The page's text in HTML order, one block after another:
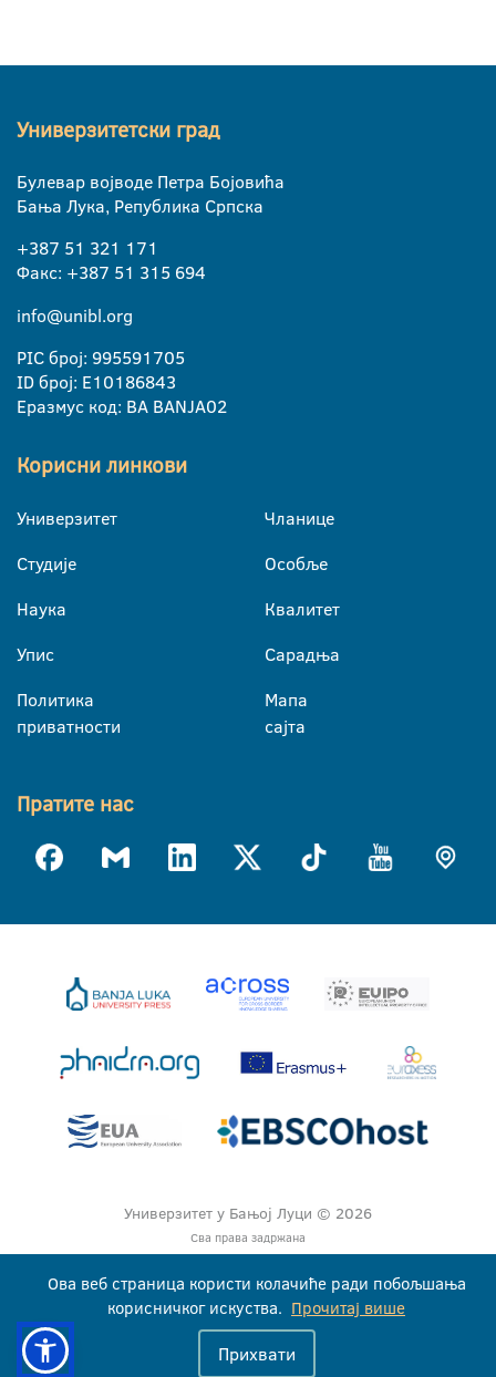
Универзитетски град
Булевар војводе Петра Бојовића
Бања Лука, Република Српска
+387 51 321 171
Факс: +387 51 315 694
info@unibl.org
PIC број: 995591705
ID број: E10186843
Еразмус код: BA BANJA02
Корисни линкови
Универзитет
Студије
Наука
Упис
Политика
приватности
Чланице
Особље
Квалитет
Сарадња
Мапа
сајта
Пратите нас
Универзитет у Бањој Луци © 2026
Сва права задржана
Ова веб страница користи колачиће ради побољшања
корисничког искуства. Прочитај више
Прихвати